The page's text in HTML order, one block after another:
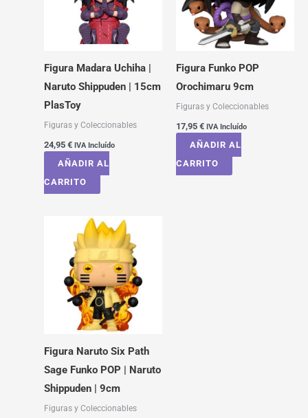
Figura Madara Uchiha |
Naruto Shippuden | 15cm
PlasToy
Figuras y Coleccionables
24,95 € IVA Incluído
AÑADIR AL
CARRITO
Figura Funko POP
Orochimaru 9cm
Figuras y Coleccionables
17,95 € IVA Incluído
AÑADIR AL
CARRITO
Figura Naruto Six Path
Sage Funko POP | Naruto
Shippuden | 9cm
Figuras y Coleccionables